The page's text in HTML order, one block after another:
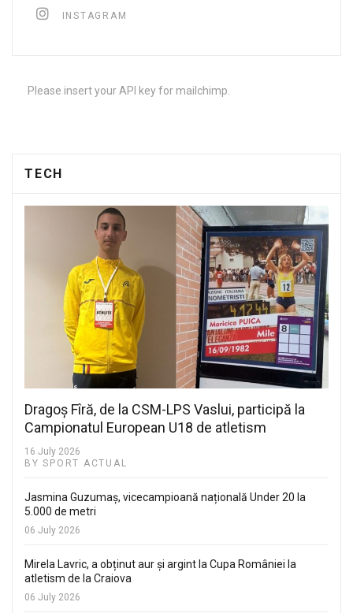
INSTAGRAM
Please insert your API key for mailchimp.
TECH
Dragoș Fîră, de la CSM-LPS Vaslui, participă la
Campionatul European U18 de atletism
16 July 2026
BY SPORT ACTUAL
Jasmina Guzumaș, vicecampioană națională Under 20 la
5.000 de metri
06 July 2026
Mirela Lavric, a obținut aur și argint la Cupa României la
atletism de la Craiova
06 July 2026